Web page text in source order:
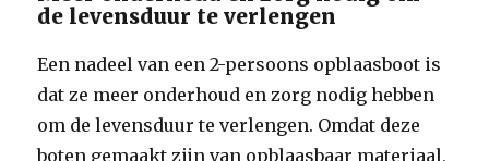
de levensduur te verlengen
Een nadeel van een 2-persoons opblaasboot is
dat ze meer onderhoud en zorg nodig hebben
om de levensduur te verlengen. Omdat deze
boten gemaakt zijn van opblaasbaar materiaal,